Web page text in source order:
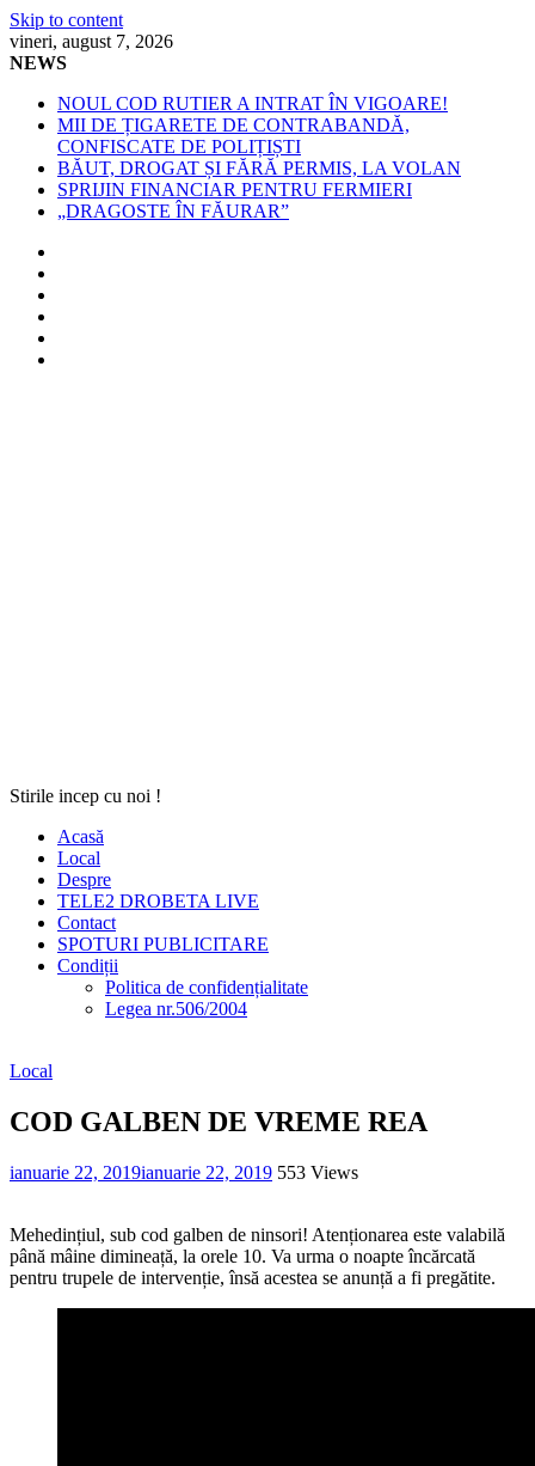
Skip to content
vineri, august 7, 2026
NEWS
NOUL COD RUTIER A INTRAT ÎN VIGOARE!
MII DE ȚIGARETE DE CONTRABANDĂ,
CONFISCATE DE POLIȚIȘTI
BĂUT, DROGAT ȘI FĂRĂ PERMIS, LA VOLAN
SPRIJIN FINANCIAR PENTRU FERMIERI
„DRAGOSTE ÎN FĂURAR”
Stirile incep cu noi !
Acasă
Local
Despre
TELE2 DROBETA LIVE
Contact
SPOTURI PUBLICITARE
Condiții
Politica de confidențialitate
Legea nr.506/2004
Local
COD GALBEN DE VREME REA
ianuarie 22, 2019ianuarie 22, 2019 553 Views
Mehedințiul, sub cod galben de ninsori! Atenționarea este valabilă
până mâine dimineață, la orele 10. Va urma o noapte încărcată
pentru trupele de intervenție, însă acestea se anunță a fi pregătite.